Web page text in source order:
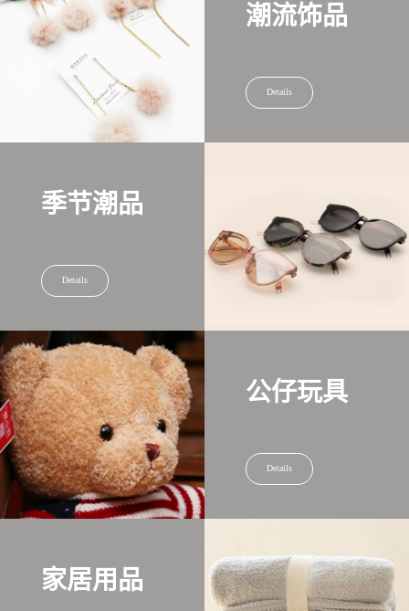
潮流饰品
Details
季节潮品
Details
公仔玩具
Details
家居用品